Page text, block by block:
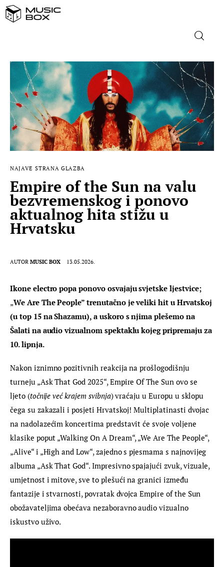
NASLOVNICA
DOMAĆA GLAZBA
STRANA GLAZBA
FILM
MUSIC BOX
NAJAVE STRANA GLAZBA
Empire of the Sun na valu
bezvremenskog i ponovo
aktualnog hita stižu u
Hrvatsku
AUTOR MUSIC BOX 13.05.2026.
Ikone electro popa ponovo osvajaju svjetske ljestvice;
„We Are The People” trenutačno je veliki hit u Hrvatskoj
(u top 15 na Shazamu), a uskoro s njima plešemo na
Šalati na audio vizualnom spektaklu kojeg pripremaju za
10. lipnja.
Nakon iznimno pozitivnih reakcija na prošlogodišnju
turneju „Ask That God 2025“, Empire Of The Sun ovo se
ljeto (točnije već krajem svibnja) vraćaju u Europu u sklopu
čega su zakazali i posjeti Hrvatskoj! Multiplatinasti dvojac
na nadolazećim koncertima predstavit će svoje voljene
klasike poput „Walking On A Dream“, „We Are The People“,
„Alive“ i „High and Low“, zajedno s pjesmama s najnovijeg
albuma „Ask That God“. Impresivno spajajući zvuk, vizuale,
umjetnost i mitove, sve to plešući na granici između
fantazije i stvarnosti, povratak dvojca Empire of the Sun
obožavateljima obećava nezaboravno audio vizualno
iskustvo uživo.